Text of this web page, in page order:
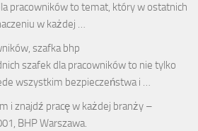
pracowników to temat, który w ostatnich
w każdej …
szafka bhp
szafek dla pracowników to nie tylko
wszystkim bezpieczeństwa i …
i znajdź pracę w każdej branży –
BHP Warszawa.